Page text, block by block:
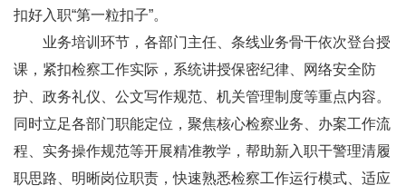
扣好入职“第一粒扣子”。
业务培训环节，各部门主任、条线业务骨干依次登台授
课，紧扣检察工作实际，系统讲授保密纪律、网络安全防
护、政务礼仪、公文写作规范、机关管理制度等重点内容。
同时立足各部门职能定位，聚焦核心检察业务、办案工作流
程、实务操作规范等开展精准教学，帮助新入职干警理清履
职思路、明晰岗位职责，快速熟悉检察工作运行模式、适应